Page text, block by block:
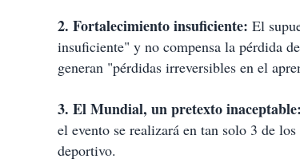
2. Fortalecimiento insuficiente: El
insuficiente" y no compensa la pérdida
generan "pérdidas irreversibles en el
3. El Mundial, un pretexto inaceptable:
el evento se realizará en tan solo 3 de
deportivo.